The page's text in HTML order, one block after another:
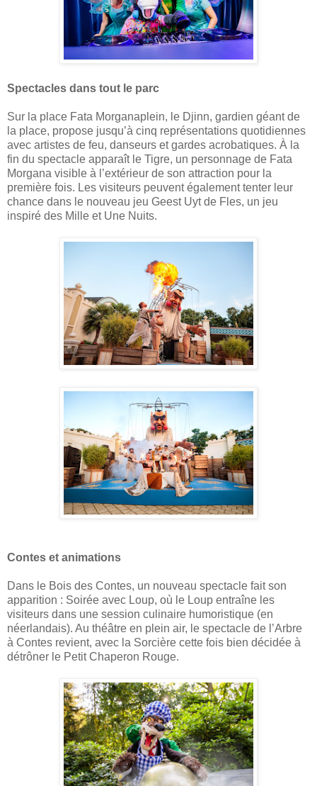
Spectacles dans tout le parc
Sur la place Fata Morganaplein, le Djinn, gardien géant de
la place, propose jusqu’à cinq représentations quotidiennes
avec artistes de feu, danseurs et gardes acrobatiques. À la
fin du spectacle apparaît le Tigre, un personnage de Fata
Morgana visible à l’extérieur de son attraction pour la
première fois. Les visiteurs peuvent également tenter leur
chance dans le nouveau jeu Geest Uyt de Fles, un jeu
inspiré des Mille et Une Nuits.
Contes et animations
Dans le Bois des Contes, un nouveau spectacle fait son
apparition : Soirée avec Loup, où le Loup entraîne les
visiteurs dans une session culinaire humoristique (en
néerlandais). Au théâtre en plein air, le spectacle de l’Arbre
à Contes revient, avec la Sorcière cette fois bien décidée à
détrôner le Petit Chaperon Rouge.